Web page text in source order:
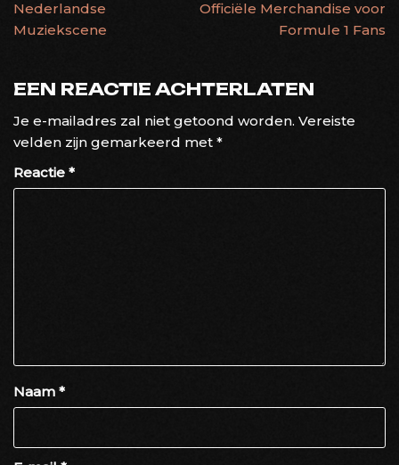
Nederlandse
Muziekscene
Officiële Merchandise voor
Formule 1 Fans
EEN REACTIE ACHTERLATEN
Je e-mailadres zal niet getoond worden. Vereiste
velden zijn gemarkeerd met *
Reactie *
Naam *